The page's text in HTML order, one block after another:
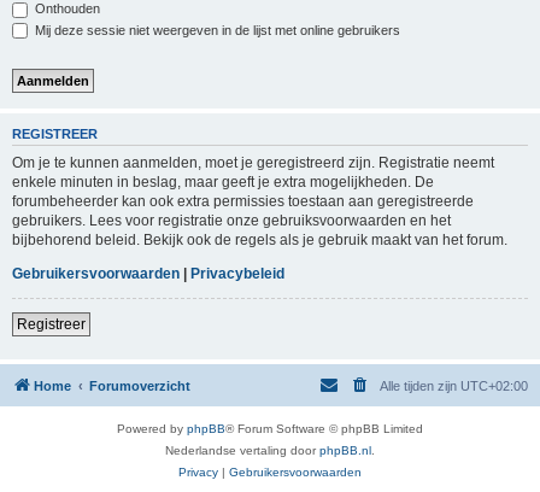
Onthouden
Mij deze sessie niet weergeven in de lijst met online gebruikers
REGISTREER
Om je te kunnen aanmelden, moet je geregistreerd zijn. Registratie neemt
enkele minuten in beslag, maar geeft je extra mogelijkheden. De
forumbeheerder kan ook extra permissies toestaan aan geregistreerde
gebruikers. Lees voor registratie onze gebruiksvoorwaarden en het
bijbehorend beleid. Bekijk ook de regels als je gebruik maakt van het forum.
Gebruikersvoorwaarden | Privacybeleid
Registreer
Home Forumoverzicht Alle tijden zijn UTC+02:00
Powered by phpBB® Forum Software © phpBB Limited
Nederlandse vertaling doorphpBB.nl
Privacy | Gebruikersvoorwaarden